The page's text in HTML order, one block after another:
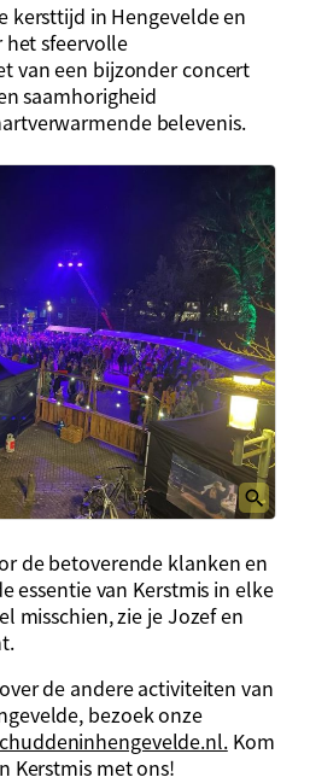
kersttijd in Hengevelde en
sfeervolle
van een bijzonder concert
saamhorigheid
belevenis.
de betoverende klanken en
essentie van Kerstmis in elke
misschien, zie je Jozef en
de andere activiteiten van
bezoek onze
Kom
Kerstmis met ons!